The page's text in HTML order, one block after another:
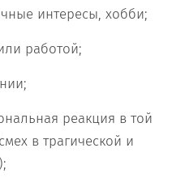
интересы, хобби;
работой;
реакция в той
в трагической и